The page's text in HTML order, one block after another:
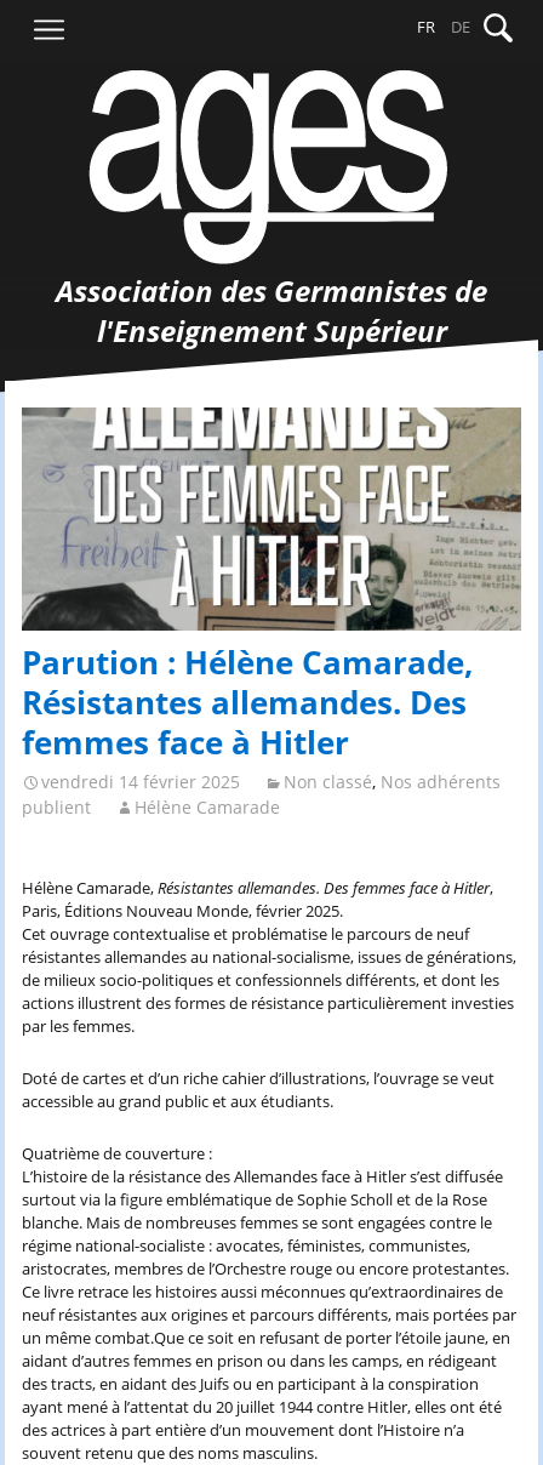
contenu
FR DE
Association des Germanistes de
l'Enseignement Supérieur
Parution : Hélène Camarade,
Résistantes allemandes. Des
femmes face à Hitler
vendredi 14 février 2025 Non classé, Nos adhérents
publient
Hélène Camarade
Hélène Camarade,Résistantes allemandes. Des femmes face à Hitler,
Paris, Éditions Nouveau Monde, février 2025.
Cet ouvrage contextualise et problématise le parcours de neuf
résistantes allemandes au national-socialisme, issues de générations,
de milieux socio-politiques et confessionnels différents, et dont les
actions illustrent des formes de résistance particulièrement investies
par les femmes.
Doté de cartes et d’un riche cahier d’illustrations, l’ouvrage se veut
accessible au grand public et aux étudiants.
Quatrième de couverture :
L’histoire de la résistance des Allemandes face à Hitler s’est diffusée
surtout via la figure emblématique de Sophie Scholl et de la Rose
blanche. Mais de nombreuses femmes se sont engagées contre le
régime national-socialiste : avocates, féministes, communistes,
aristocrates, membres de l’Orchestre rouge ou encore protestantes.
Ce livre retrace les histoires aussi méconnues qu’extraordinaires de
neuf résistantes aux origines et parcours différents, mais portées par
un même combat.Que ce soit en refusant de porter l’étoile jaune, en
aidant d’autres femmes en prison ou dans les camps, en rédigeant
des tracts, en aidant des Juifs ou en participant à la conspiration
ayant mené à l’attentat du 20 juillet 1944 contre Hitler, elles ont été
des actrices à part entière d’un mouvement dont l’Histoire n’a
souvent retenu que des noms masculins.